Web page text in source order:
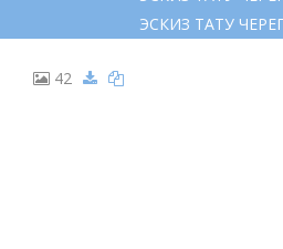
ЭСКИЗ ТАТУ
42